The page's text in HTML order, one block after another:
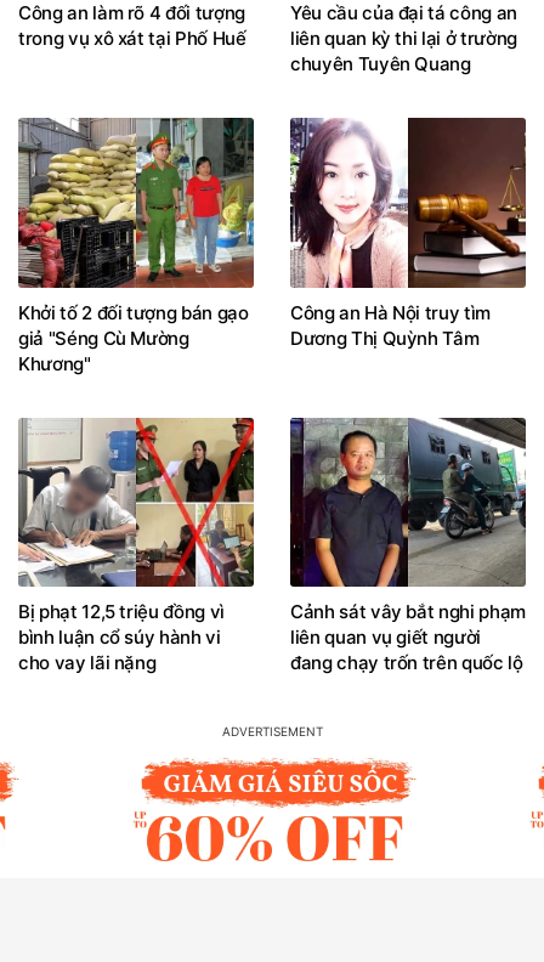
Công an làm rõ 4 đối tượng
trong vụ xô xát tại Phố Huế
Yêu cầu của đại tá công an
liên quan kỳ thi lại ở trường
chuyên Tuyên Quang
Khởi tố 2 đối tượng bán gạo
giả "Séng Cù Mường
Khương"
Công an Hà Nội truy tìm
Dương Thị Quỳnh Tâm
Bị phạt 12,5 triệu đồng vì
bình luận cổ súy hành vi
cho vay lãi nặng
Cảnh sát vây bắt nghi phạm
liên quan vụ giết người
đang chạy trốn trên quốc lộ